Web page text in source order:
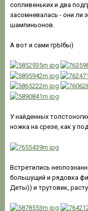
сопливеньких и два
засомневалась - они ли
шампиньонов.
А вот и сами грЫбы)
У найденных
ножка на срезе, как у
Встретились
большущий и рядовка
Деты)) и трутовик,